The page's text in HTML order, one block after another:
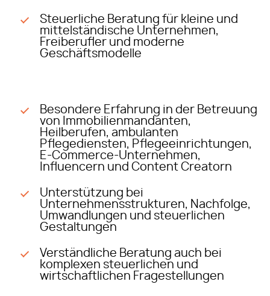
Steuerliche Beratung für kleine und
mittelständische Unternehmen,
Freiberufler und moderne
Geschäftsmodelle
Besondere Erfahrung in der Betreuung
von Immobilienmandanten,
Heilberufen, ambulanten
Pflegediensten, Pflegeeinrichtungen,
E-Commerce-Unternehmen,
Influencern und Content Creatorn
Unterstützung bei
Unternehmensstrukturen, Nachfolge,
Umwandlungen und steuerlichen
Gestaltungen
Verständliche Beratung auch bei
komplexen steuerlichen und
wirtschaftlichen Fragestellungen